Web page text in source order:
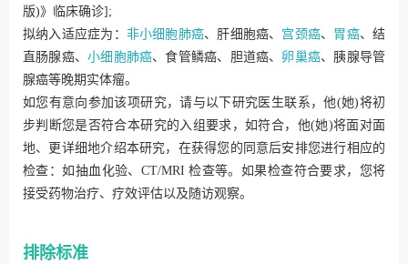
版)》临床确诊];
拟纳入适应症为： 非小细胞肺癌、肝细胞癌、 宫颈癌、 胃癌、结
直肠腺癌、小细胞肺癌、食管鳞癌、胆道癌、 卵巢癌、胰腺导管
腺癌等晚期实体瘤。
如您有意向参加该项研究，请与以下研究医生联系，他(她)将初
步判断您是否符合本研究的入组要求，如符合，他(她)将面对面
地、更详细地介绍本研究，在获得您的同意后安排您进行相应的
检查：如抽血化验、CT/MRI 检查等。如果检查符合要求，您将
接受药物治疗、疗效评估以及随访观察。
排除标准